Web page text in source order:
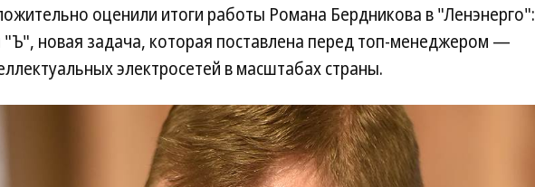
оценили итоги работы Романа Бердникова в "Ленэнерго":
"Ъ", новая задача, которая поставлена перед топ-менеджером —
электросетей в масштабах страны.